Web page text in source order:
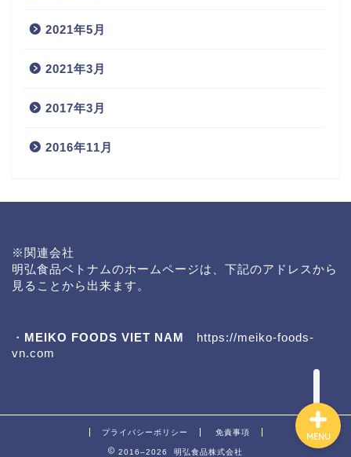
2021年5月
2021年3月
2017年3月
2016年11月
※関連会社
明弘食品ベトナムのホームページは、下記のアドレスから
見ることから出来ます。
・ MEIKO FOODS VIET NAM
https://meiko-foods-
vn.com
プライバシーポリシー 免責事項
2016–2026 明弘食品株式会社
MENU